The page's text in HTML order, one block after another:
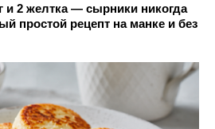
и 2 желтка — сырники никогда
простой рецепт на манке и без